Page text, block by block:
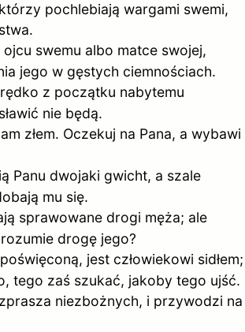
pochlebiają wargami swemi,
ojcu swemu albo matce swojej,
jego w gęstych ciemnościach.
z początku nabytemu
nie będą.
złem. Oczekuj na Pana, a wybawi
Panu dwojaki gwicht, a szale
mu się.
sprawowane drogi męża; ale
drogę jego?
jest człowiekowi sidłem;
tego zaś szukać, jakoby tego ujść.
niezbożnych, i przywodzi na